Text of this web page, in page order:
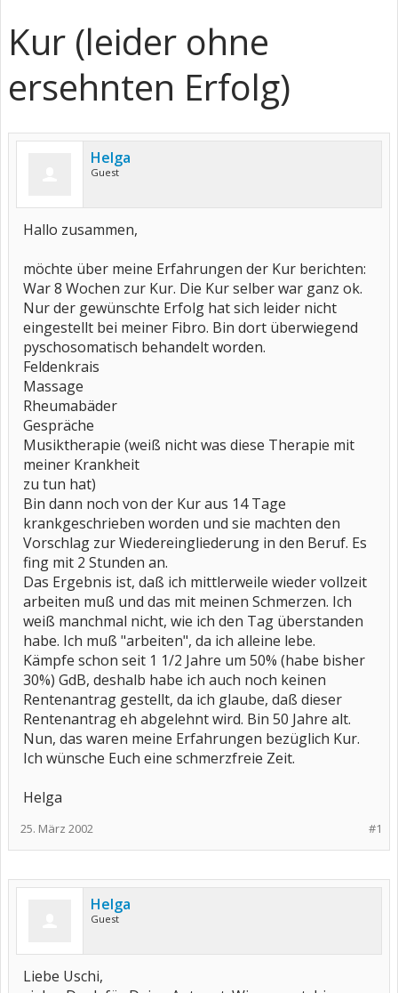
Kur (leider ohne
ersehnten Erfolg)
Helga
Guest
Hallo zusammen,
möchte über meine Erfahrungen der Kur berichten:
War 8 Wochen zur Kur. Die Kur selber war ganz ok.
Nur der gewünschte Erfolg hat sich leider nicht
eingestellt bei meiner Fibro. Bin dort überwiegend
pyschosomatisch behandelt worden.
Feldenkrais
Massage
Rheumabäder
Gespräche
Musiktherapie (weiß nicht was diese Therapie mit
meiner Krankheit
zu tun hat)
Bin dann noch von der Kur aus 14 Tage
krankgeschrieben worden und sie machten den
Vorschlag zur Wiedereingliederung in den Beruf. Es
fing mit 2 Stunden an.
Das Ergebnis ist, daß ich mittlerweile wieder vollzeit
arbeiten muß und das mit meinen Schmerzen. Ich
weiß manchmal nicht, wie ich den Tag überstanden
habe. Ich muß "arbeiten", da ich alleine lebe.
Kämpfe schon seit 1 1/2 Jahre um 50% (habe bisher
30%) GdB, deshalb habe ich auch noch keinen
Rentenantrag gestellt, da ich glaube, daß dieser
Rentenantrag eh abgelehnt wird. Bin 50 Jahre alt.
Nun, das waren meine Erfahrungen bezüglich Kur.
Ich wünsche Euch eine schmerzfreie Zeit.
Helga
#1
25. März 2002
Helga
Guest
Liebe Uschi,